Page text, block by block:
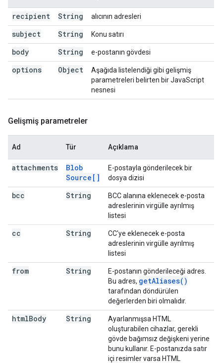
recipient String alıcının adresleri
subject String Konu satırı
body String e-postanın gövdesi
options Object
Aşağıda listelendiği gibi gelişmiş
parametreleri belirten bir JavaScript
nesnesi
Gelişmiş parametreler
Ad Tür Açıklama
attachments
Blob
Source[]
E-postayla gönderilecek bir
dosya dizisi
bcc String
BCC alanına eklenecek e-posta
adreslerinin virgülle ayrılmış
listesi
cc String
CC'ye eklenecek e-posta
adreslerinin virgülle ayrılmış
listesi
from String
E-postanın gönderileceği adres.
Bu adres, getAliases( )
tarafından döndürülen
değerlerden biri olmalıdır.
htmlBody String
Ayarlanmışsa HTML
oluşturabilen cihazlar, gerekli
gövde bağımsız değişkeni yerine
bunu kullanır. E-postanızda satır
içi resimler varsa HTML